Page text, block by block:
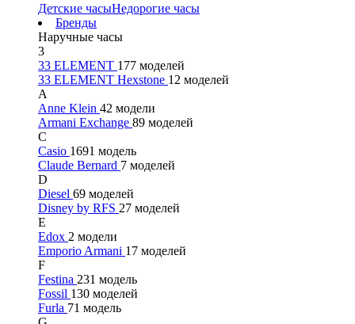
Детские часыНедорогие часы
Бренды
Наручные часы
3
33 ELEMENT 177 моделей
33 ELEMENT Hexstone 12 моделей
A
Anne Klein 42 модели
Armani Exchange 89 моделей
C
Casio 1691 модель
Claude Bernard 7 моделей
D
Diesel 69 моделей
Disney by RFS 27 моделей
E
Edox 2 модели
Emporio Armani 17 моделей
F
Festina 231 модель
Fossil 130 моделей
Furla 71 модель